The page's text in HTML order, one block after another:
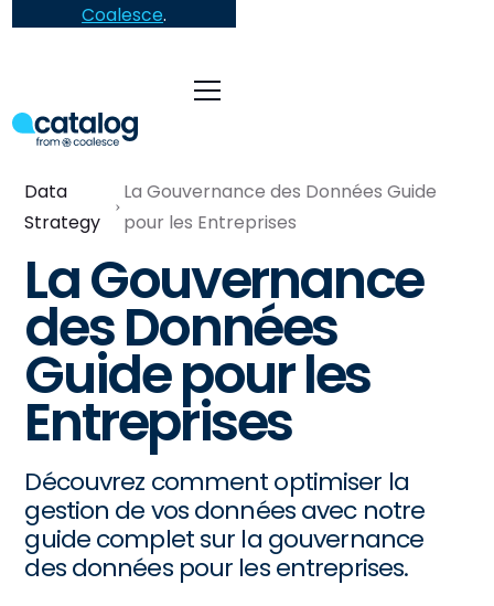
Coalesce.
Data
Strategy
La Gouvernance des Données Guide
pour les Entreprises
La Gouvernance
des Données
Guide pour les
Entreprises
Découvrez comment optimiser la
gestion de vos données avec notre
guide complet sur la gouvernance
des données pour les entreprises.